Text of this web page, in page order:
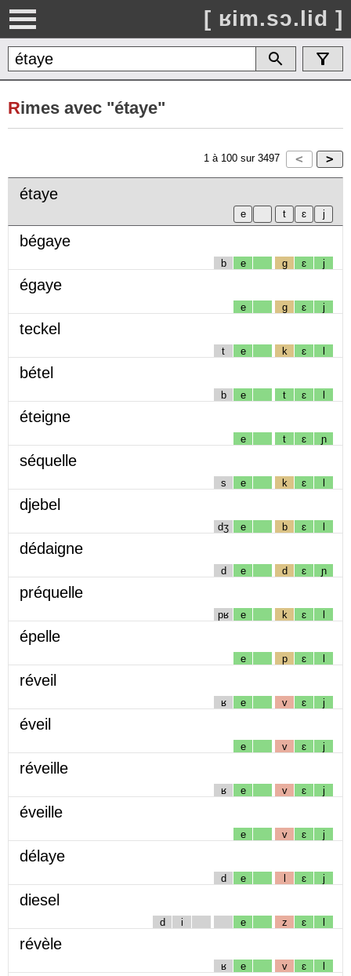
[ ʁim.sɔ.lid ]
Rimes avec "étaye"
1 à 100 sur 3497
étaye
bégaye
b e g ɛ j
égaye
e g ɛ j
teckel
t e k ɛ l
bétel
b e t ɛ l
éteigne
e t ɛ ɲ
séquelle
s e k ɛ l
djebel
dʒ e b ɛ l
dédaigne
d e d ɛ ɲ
préquelle
pʁ e k ɛ l
épelle
e p ɛ l
réveil
ʁ e v ɛ j
éveil
e v ɛ j
réveille
ʁ e v ɛ j
éveille
e v ɛ j
délaye
d e l ɛ j
diesel
d i e z ɛ l
révèle
ʁ e v ɛ l